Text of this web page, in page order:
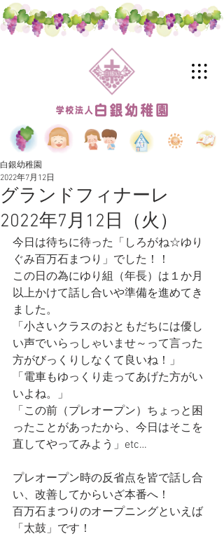
グランドフィナーレ
2022年7月12日（火）
白銀幼稚園
2022年7月12日
今日は待ちに待った「しろがね☆ゆり
ぐみ百万石まつり」でした！！
この日の為にゆり組（年長）は１か月
以上かけて話し合いや準備を進めてき
ました。
「小さいクラスのおともだちには優し
い声でいらっしゃいませ～って言った
方がびっくりしなくて良いね！」
「電車もゆっくり走ってあげた方がい
いよね。」
「この前（プレオープン）ちょっと困
ったことがあったから、今日はそこを
直してやってみよう」etc…
プレオープン時の反省点を皆で話し合
い、改善してからいざ本番へ！
百万石まつりのオープニングといえば
「太鼓」です！